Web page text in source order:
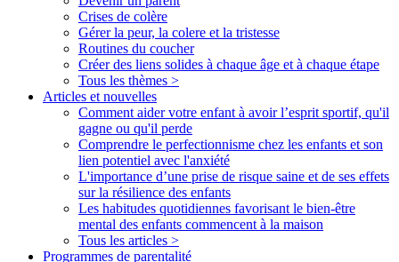
Crises de colère
Gérer la peur, la colere et la tristesse
Routines du coucher
Créer des liens solides à chaque âge et à chaque étape
Tous les thèmes >
Articles et nouvelles
Comment aider votre enfant à avoir l’esprit sportif, qu'il
gagne ou qu'il perde
Comprendre le perfectionnisme chez les enfants et son
lien potentiel avec l'anxiété
L'importance d’une prise de risque saine et de ses effets
sur la résilience des enfants
Les habitudes quotidiennes favorisant le bien-être
mental des enfants commencent à la maison
Tous les articles >
Programmes de parentalité